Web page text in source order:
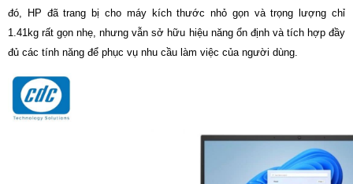
đó, HP đã trang bị cho máy kích thước nhỏ gọn và trọng lượng chỉ
1.41kg rất gọn nhẹ, nhưng vẫn sở hữu hiệu năng ổn định và tích hợp đầy
đủ các tính năng để phục vụ nhu cầu làm việc của người dùng.